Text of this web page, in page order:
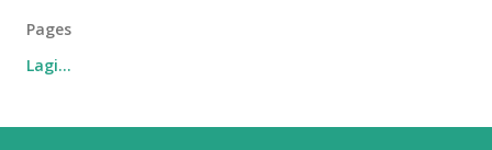
Pages
Lagi…